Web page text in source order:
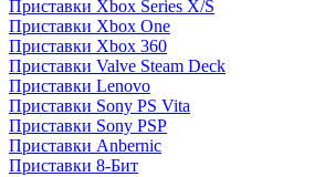
Приставки Xbox Series X/S
Приставки Xbox One
Приставки Xbox 360
Приставки Valve Steam Deck
Приставки Lenovo
Приставки Sony PS Vita
Приставки Sony PSP
Приставки Anbernic
Приставки 8-Бит